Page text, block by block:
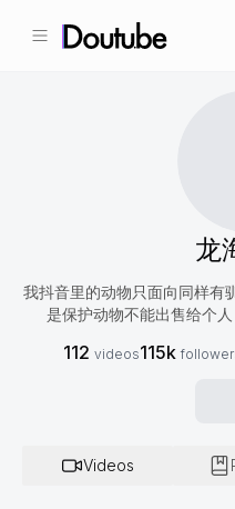
龙
我抖音里的动物只面向同样有
是保护动物不能出售给个
112 videos115k
Videos